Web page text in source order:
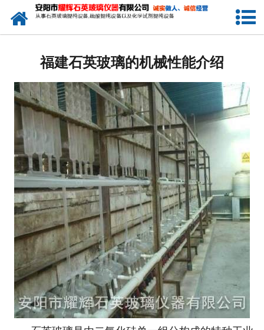
网站首页
产品中心
生产设备
工程业绩
发货展示
联系我们
福建石英玻璃的机械性能介绍